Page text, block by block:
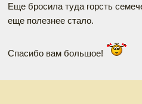
Еще бросила туда горсть
еще полезнее стало.
Спасибо вам большое!